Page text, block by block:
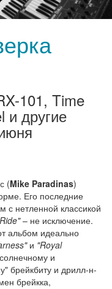
101, Time
и другие
(Mike Paradinas)
Его последние
с нетленной классикой
– не исключение.
альбом идеально
и "Royal
и
брейкбиту и дрилл-н-
брейкка,